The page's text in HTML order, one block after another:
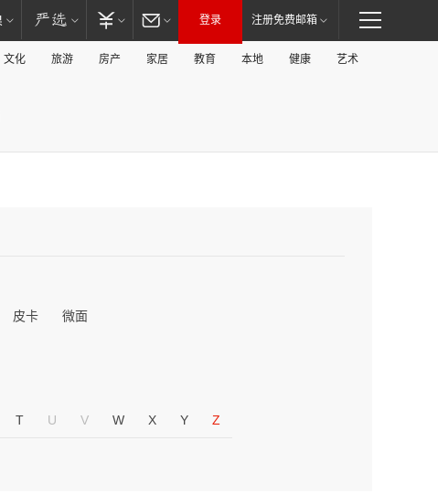
登录 注册免费邮箱
文化 旅游 房产 家居 教育 本地 健康 艺术
皮卡 微面
T U V W X Y Z